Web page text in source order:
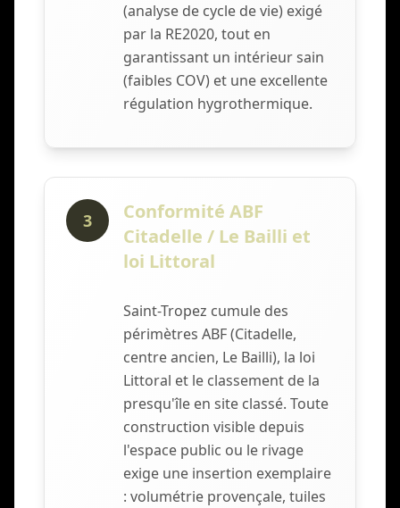
(analyse de cycle de vie) exigé
par la RE2020, tout en
garantissant un intérieur sain
(faibles COV) et une excellente
régulation hygrothermique.
3
Conformité ABF
Citadelle / Le Bailli et
loi Littoral
Saint-Tropez cumule des
périmètres ABF (Citadelle,
centre ancien, Le Bailli), la loi
Littoral et le classement de la
presqu'île en site classé. Toute
construction visible depuis
l'espace public ou le rivage
exige une insertion exemplaire
: volumétrie provençale, tuiles